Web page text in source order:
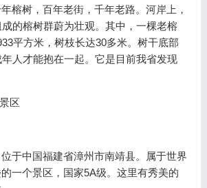
榕树，百年老街，千年老路。河岸上，
的榕树群蔚为壮观。其中，一棵老榕
平方米，树枝长达30多米。树干底部
人才能抱在一起。它是目前我省发现
区
于中国福建省漳州市南靖县。属于世界
一个景区，国家5A级。这里有秀美的